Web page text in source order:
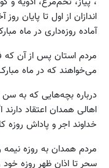
اندازان از اول تا پایان
آماده روزه‌داری در ماه
مردم استان پس از آن که
می‌خواهند که در ماه
درباره بچه‌هایی که به
اهالی همدان اعتقاد دارند
خداوند اجر و پاداش روزه
مردم همدان به روزه نیمه
سحر تا اذان ظهر روزه خود